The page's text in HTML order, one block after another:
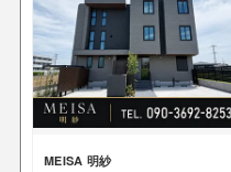
MEISA 明紗